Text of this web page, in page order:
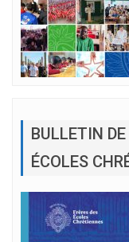
BULLETIN
ÉCOLES